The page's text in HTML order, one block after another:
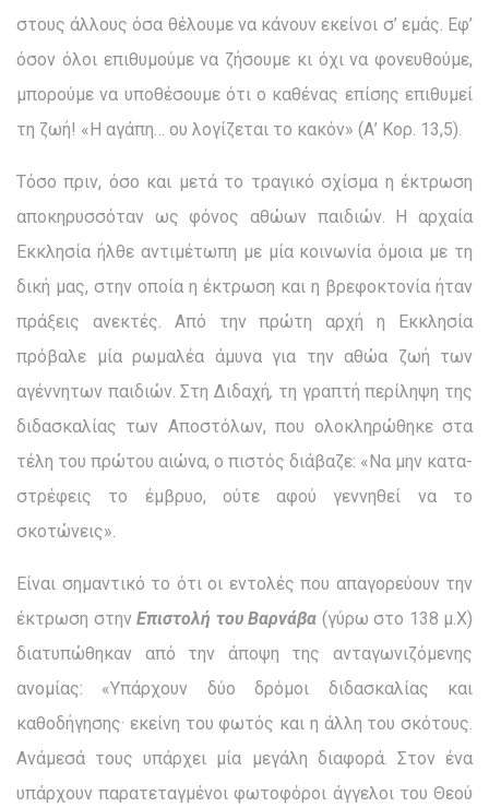
στους άλλους όσα θέλουμε να κάνουν εκείνοι σ’ εμάς. Εφ’
όσον όλοι επιθυμούμε να ζήσουμε κι όχι να φονευθούμε,
μπορούμε να υποθέσουμε ότι ο καθένας επίσης επιθυμεί
τη ζωή! «Η αγάπη… ου λογίζεται το κακόν» (Α’ Κορ. 13,5).
Τόσο πριν, όσο και μετά το τραγικό σχίσμα η έκτρωση
αποκηρυσσόταν ως φόνος αθώων παιδιών. Η αρχαία
Εκκλησία ήλθε αντιμέτωπη με μία κοινωνία όμοια με τη
δική μας, στην οποία η έκτρωση και η βρεφοκτονία ήταν
πράξεις ανεκτές. Από την πρώτη αρχή η Εκκλησία
πρόβαλε μία ρωμαλέα άμυνα για την αθώα ζωή των
αγέννητων παιδιών. Στη Διδαχή, τη γραπτή περίληψη της
διδασκαλίας των Αποστόλων, που ολοκληρώθηκε στα
τέλη του πρώτου αιώνα, ο πιστός διάβαζε: «Να μην κατα­
στρέφεις το έμβρυο, ούτε αφού γεννηθεί να το
σκοτώνεις».
Είναι σημαντικό το ότι οι εντολές που απαγορεύουν την
έ­κτρωση στην Επιστολή του Βαρνάβα (γύρω στο 138 μ.Χ)
δια­τυπώθηκαν από την άποψη της ανταγωνιζόμενης
ανομίας: «Υ­πάρχουν δύο δρόμοι διδασκαλίας και
καθοδήγησης· εκείνη του φωτός και η άλλη του σκότους.
Ανάμεσά τους υπάρχει μία με­γάλη διαφορά. Στον ένα
υπάρχουν παρατεταγμένοι φωτοφόροι άγγελοι του Θεού